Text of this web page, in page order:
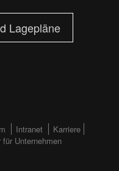
Lagepläne
Intranet
Karriere
für Unternehmen